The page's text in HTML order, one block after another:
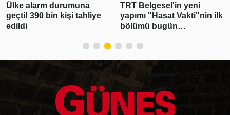
Ülke alarm durumuna
geçti! 390 bin kişi tahliye
edildi
TRT Belgesel'in yeni
yapımı "Hasat Vakti"nin ilk
bölümü bugün